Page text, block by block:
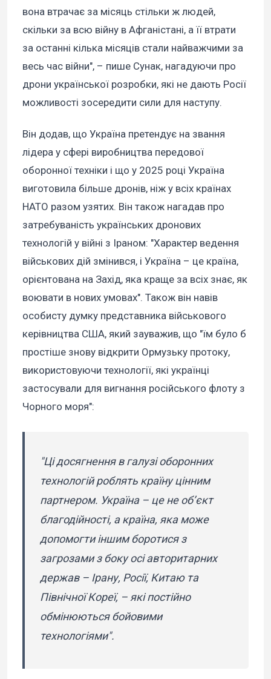
вона втрачає за місяць стільки ж людей,
скільки за всю війну в Афганістані, а її втрати
за останні кілька місяців стали найважчими за
весь час війни", – пише Сунак, нагадуючи про
дрони української розробки, які не дають Росії
можливості зосередити сили для наступу.
Він додав, що Україна претендує на звання
лідера у сфері виробництва передової
оборонної техніки і що у 2025 році Україна
виготовила більше дронів, ніж у всіх країнах
НАТО разом узятих. Він також нагадав про
затребуваність українських дронових
технологій у війні з Іраном: "Характер ведення
військових дій змінився, і Україна – це країна,
орієнтована на Захід, яка краще за всіх знає, як
воювати в нових умовах". Також він навів
особисту думку представника військового
керівництва США, який зауважив, що "їм було б
простіше знову відкрити Ормузьку протоку,
використовуючи технології, які українці
застосували для вигнання російського флоту з
Чорного моря":
"Ці досягнення в галузі оборонних
технологій роблять країну цінним
партнером. Україна – це не об’єкт
благодійності, а країна, яка може
допомогти іншим боротися з
загрозами з боку осі авторитарних
держав – Ірану, Росії, Китаю та
Північної Кореї, – які постійно
обмінюються бойовими
технологіями".